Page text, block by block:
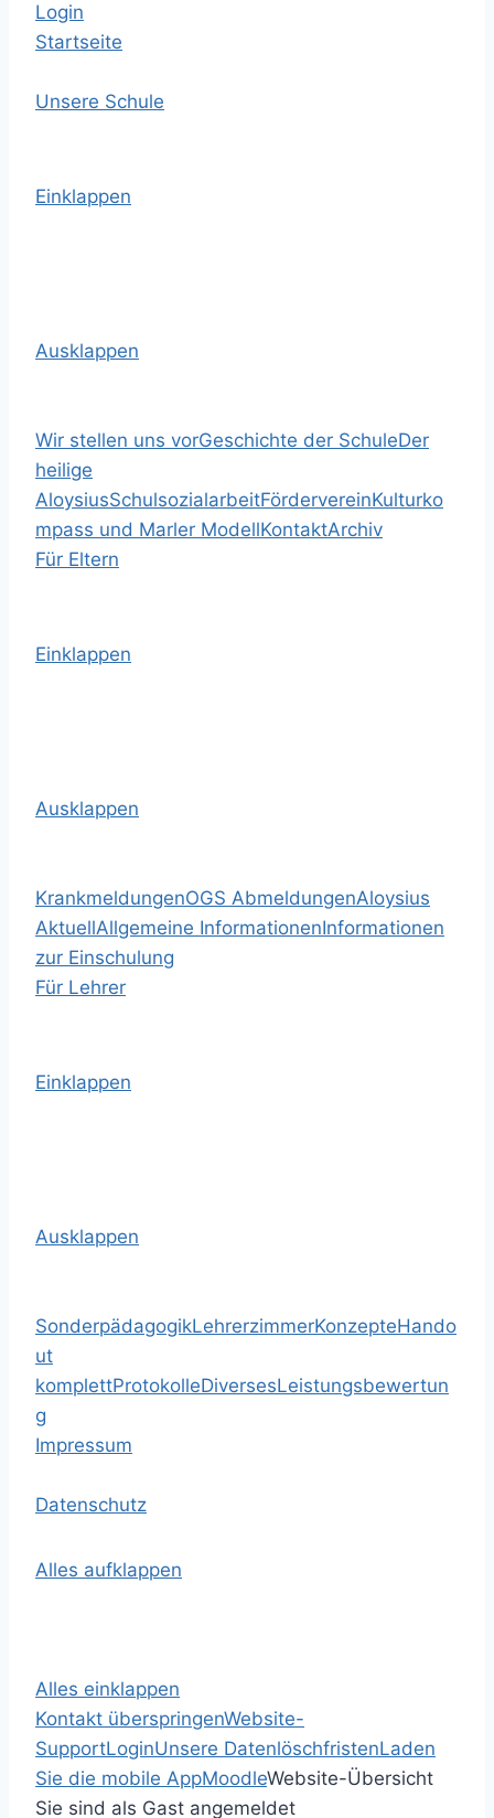
Login
Startseite
Unsere Schule
Einklappen
Ausklappen
Wir stellen uns vorGeschichte der SchuleDer
heilige
AloysiusSchulsozialarbeitFördervereinKulturko
mpass und Marler ModellKontaktArchiv
Für Eltern
Einklappen
Ausklappen
KrankmeldungenOGS AbmeldungenAloysius
AktuellAllgemeine InformationenInformationen
zur Einschulung
Für Lehrer
Einklappen
Ausklappen
SonderpädagogikLehrerzimmerKonzepteHando
ut
komplettProtokolleDiversesLeistungsbewertun
g
Impressum
Datenschutz
Alles aufklappen
Alles einklappen
Kontakt überspringenWebsite-
SupportLoginUnsere DatenlöschfristenLaden
Sie die mobile AppMoodleWebsite-Übersicht
Sie sind als Gast angemeldet